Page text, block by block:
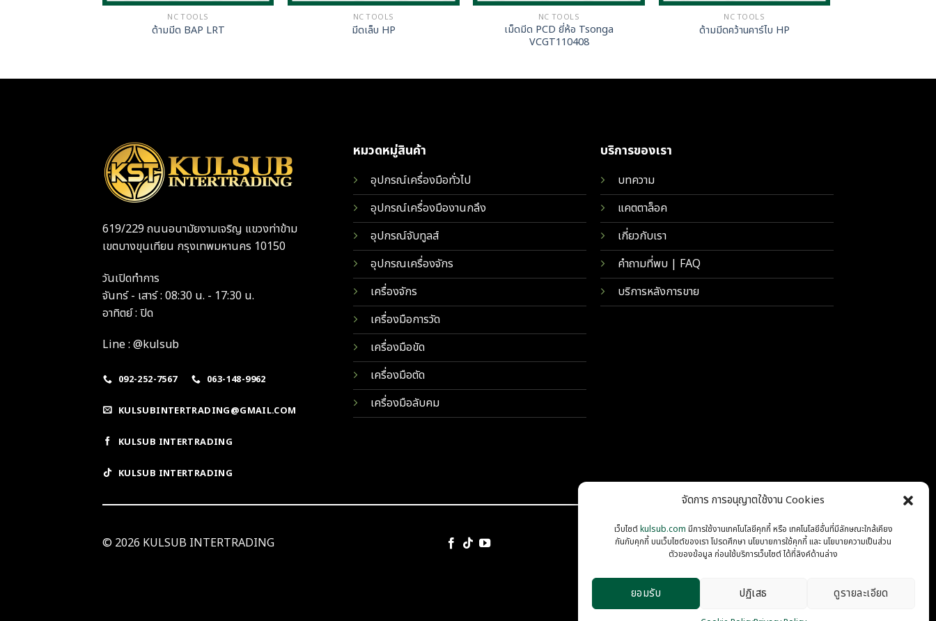
จัดการ การอนุญาตใช้งาน Cookies
เว็บไซต์kulsub.com มีการใช้งานเทคโนโลยีคุกกี้ หรือ เทคโนโลยีอื่นที่มีลักษณะใกล้เคียง
กันกับคุกกี้ บนเว็บไซต์ของเรา โปรดศึกษา นโยบายการใช้คุกกี้ และ นโยบายความเป็นส่วน
ตัวของข้อมูล ก่อนใช้บริการเว็บไซต์ ได้ที่ลิงค์ด้านล่าง
ยอมรับ ปฏิเสธ ดูรายละเอียด
NC TOOLS
ด้ามมีด BAP LRT
NC TOOLS
มีดเล็บ HP
NC TOOLS
เม็ดมีด PCD ยี่ห้อ Tsonga
VCGT110408
NC TOOLS
ด้ามมีดคว้านคาร์ไบ HP
619/229 ถนนอนามัยงามเจริญ แขวงท่าข้าม
เขตบางขุนเทียน กรุงเทพมหานคร 10150
วันเปิดทำการ
จันทร์ - เสาร์ : 08:30 น. - 17:30 น.
อาทิตย์ : ปิด
Line : @kulsub
092-252-7567 063-148-9962
KULSUBINTERTRADING@GMAIL.COM
KULSUB INTERTRADING
KULSUB INTERTRADING
หมวดหมู่สินค้า
อุปกรณ์เครื่องมือทั่วไป
อุปกรณ์เครื่องมืองานกลึง
อุปกรณ์จับทูลส์
อุปกรณเครื่องจักร
เครื่องจักร
เครื่องมือการวัด
เครื่องมือขัด
เครื่องมือตัด
เครื่องมือลับคม
บริการของเรา
บทความ
แคตตาล็อค
เกี่ยวกับเรา
คำถามที่พบ | FAQ
บริการหลังการขาย
© 2026 KULSUB INTERTRADING PRIVACY COOKIES